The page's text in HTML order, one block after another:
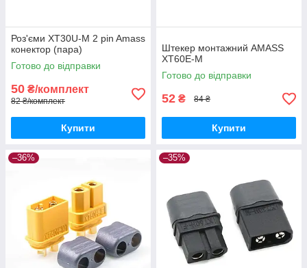
Роз'єми XT30U-M 2 pin Amass
конектор (пара)
Готово до відправки
50 ₴/комплект
82 ₴/комплект
Купити
Штекер монтажний АMАЅЅ
ХТ60E-М
Готово до відправки
52 ₴ 84 ₴
Купити
–36% –35%